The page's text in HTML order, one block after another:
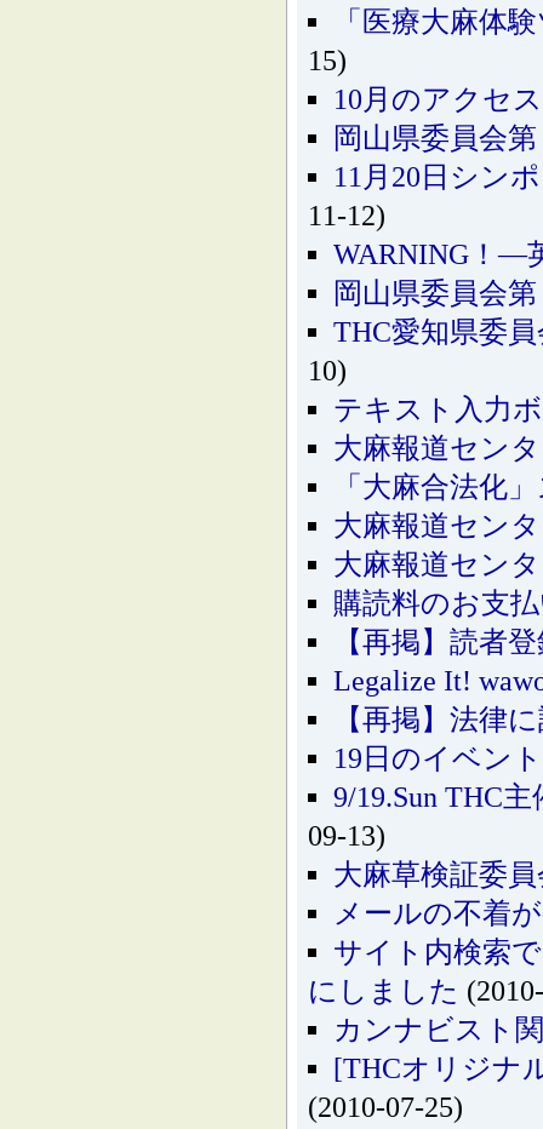
「医療大麻体
15)
10月のアクセ
岡山県委員会
11月20日シン
11-12)
WARNING！―
岡山県委員会
THC愛知県委
10)
テキスト入力
大麻報道セン
「大麻合法化
大麻報道セン
大麻報道セン
購読料のお支
【再掲】読者
Legalize It!
【再掲】法律
19日のイベン
9/19.Sun THC
09-13)
大麻草検証委
メールの不着
サイト内検索
にしました
カンナビスト
[THCオリジナ
(2010-07-25)